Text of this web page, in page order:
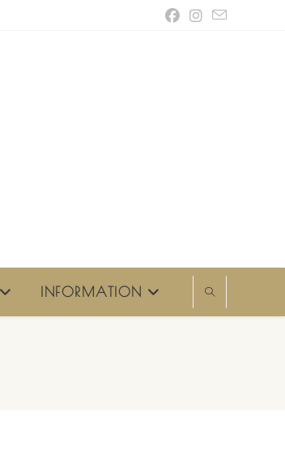
INFORMATION